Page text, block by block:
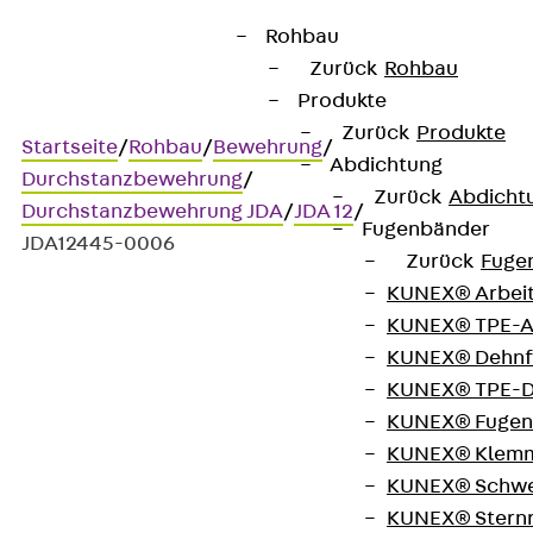
Rohbau
Zurück Rohbau
Produkte
Zurück Produkte
Abdichtung
Zurück
Fugenbänder
Zurück
KUNEX®
KUNEX®
KUNEX®
KUNEX®
KUNEX®
KUNEX®
KUNEX®
KUNEX®
Startseite/Rohbau/Bewehrung/
Durchstanzbewehrung/
Durchstanzbewehrung JDA/JDA 12/
JDA12445-0006
JORDAHL JDA Element
Durchstanzbewehrung, zur